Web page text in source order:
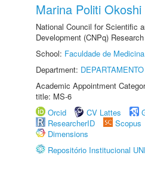
Marina Politi Okoshi
National Council for Scientific
Development (CNPq)
School: Faculdade de
Department:
Academic Appointment
title: MS-6
Orcid
CV Lattes
ResearcherID
Scopus
Dimensions
Repositório Institucional